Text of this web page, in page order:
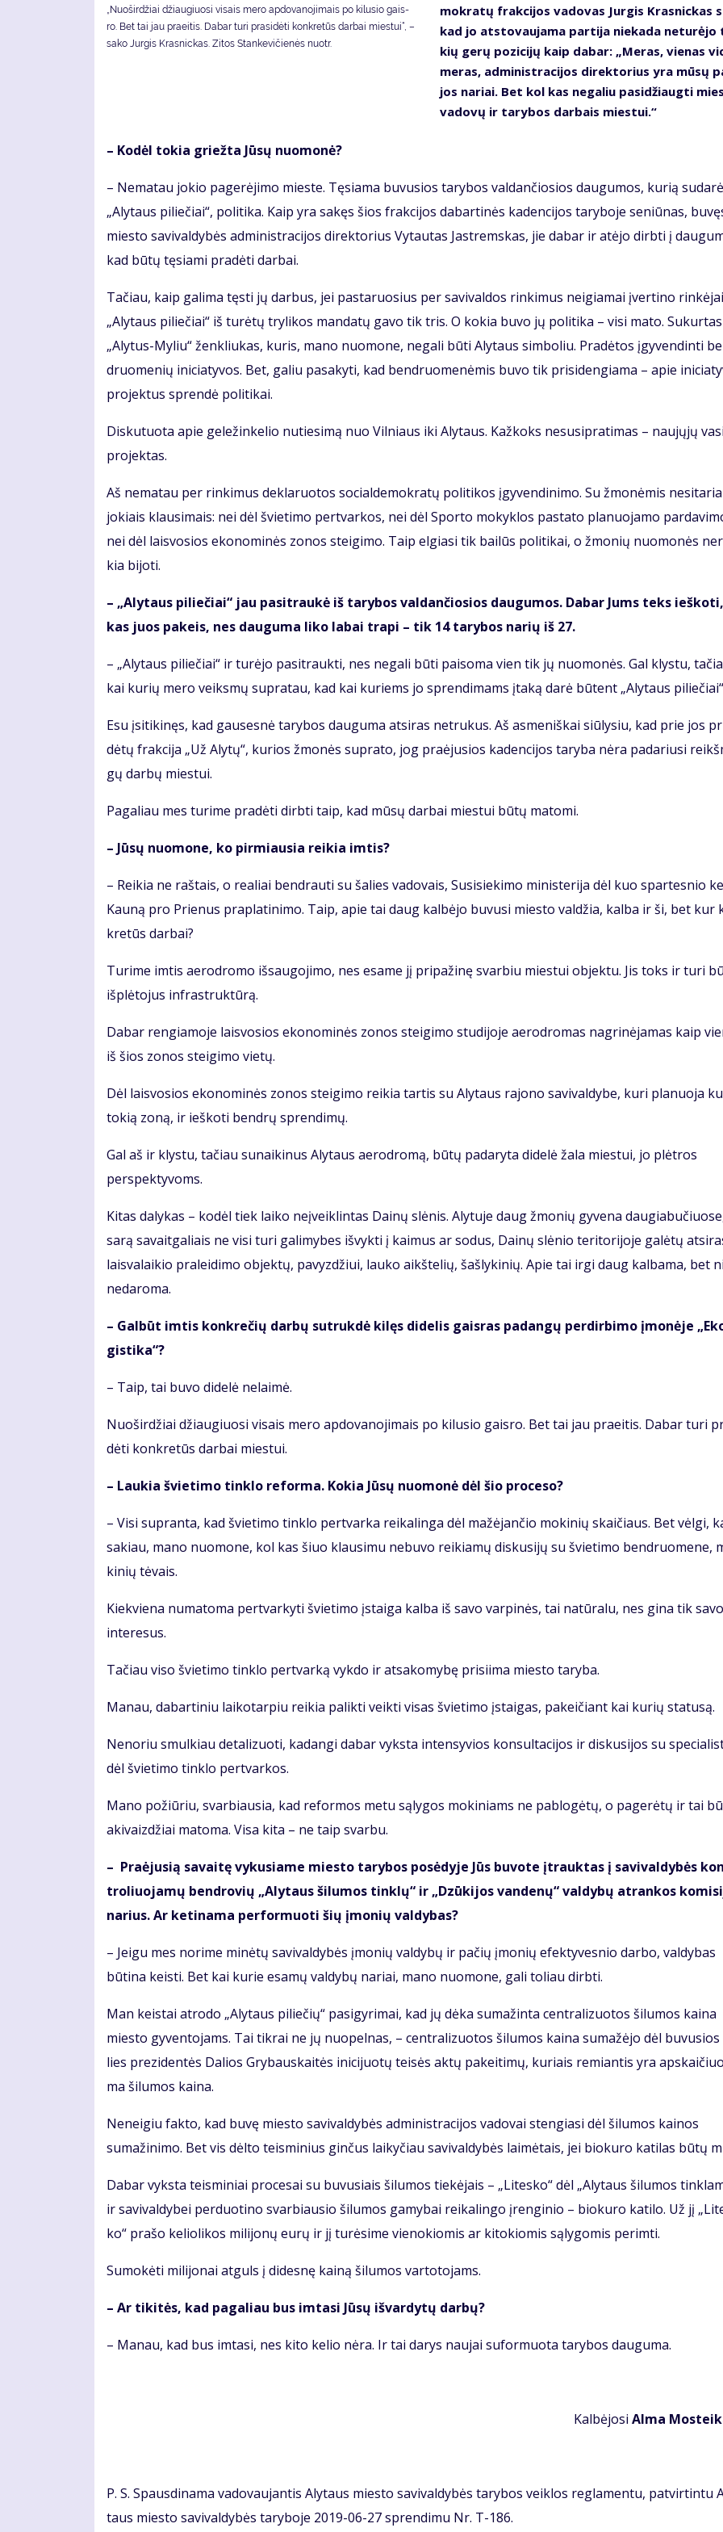
„Nuoširdžiai džiau­giuo­si vi­sais me­ro ap­do­va­no­ji­mais po ki­lu­sio gais­
ro. Bet tai jau praeitis. Da­bar tu­ri pra­si­dė­ti kon­kre­tūs dar­bai mies­tui“, –
sako Jurgis Krasnickas. Zi­tos Stan­ke­vi­čie­nės nuotr.
mok­ra­tų frak­ci­jos va­do­vas Jur­gis Kras­nic­kas
kad jo at­sto­vau­ja­ma par­ti­ja nie­ka­da
kių ge­rų po­zi­ci­jų kaip da­bar: „Me­ras, vie­nas
me­ras, ad­mi­nist­ra­ci­jos di­rek­to­rius yra mū­sų
jos na­riai. Bet kol kas ne­ga­liu pa­si­džiaug­ti
va­do­vų ir ta­ry­bos dar­bais mies­tui.“
– Ko­dėl to­kia griež­ta Jū­sų nuo­mo­nė?
– Ne­ma­tau jo­kio pa­ge­rė­ji­mo mies­te. Tę­sia­ma bu­vu­sios ta­ry­bos val­dan­čio­sios dau­gu­mos, ku­rią su­da­rė
„Aly­taus pi­lie­čiai“, po­li­ti­ka. Kaip yra sa­kęs šios frak­ci­jos da­bar­ti­nės ka­den­ci­jos ta­ry­bo­je se­niū­nas,
mies­to sa­vi­val­dy­bės ad­mi­nist­ra­ci­jos di­rek­to­rius Vy­tau­tas Jast­rems­kas, jie da­bar ir at­ėjo dirb­ti į
kad bū­tų tę­sia­mi pra­dė­ti dar­bai.
Ta­čiau, kaip ga­li­ma tęs­ti jų dar­bus, jei pas­ta­ruo­sius per sa­vi­val­dos rin­ki­mus ne­igia­mai įver­ti­no
„Aly­taus pi­lie­čiai“ iš tu­rė­tų try­li­kos man­da­tų ga­vo tik tris. O ko­kia bu­vo jų po­li­ti­ka – vi­si ma­to. Su­kur­tas
„Aly­tus-My­liu“ žen­kliu­kas, ku­ris, ma­no nuo­mo­ne, ne­ga­li bū­ti Aly­taus sim­bo­liu. Pra­dė­tos įgy­ven­din­ti
druo­me­nių ini­cia­ty­vos. Bet, ga­liu pa­sa­ky­ti, kad ben­druo­me­nė­mis bu­vo tik pri­si­den­gia­ma – apie
pro­jek­tus spren­dė po­li­ti­kai.
Dis­ku­tuo­ta apie ge­le­žin­ke­lio nu­tie­si­mą nuo Vil­niaus iki Aly­taus. Kaž­koks nesu­si­pra­ti­mas – nau­jų­jų
pro­jek­tas.
Aš ne­ma­tau per rin­ki­mus de­kla­ruo­tos so­cial­de­mok­ra­tų po­li­ti­kos įgy­ven­di­ni­mo. Su žmo­nė­mis
jo­kiais klau­si­mais: nei dėl švie­ti­mo per­tvar­kos, nei dėl Spor­to mo­kyk­los pa­sta­to pla­nuo­ja­mo
nei dėl lais­vo­sios eko­no­mi­nės zo­nos stei­gi­mo. Taip el­gia­si tik bai­lūs po­li­ti­kai, o žmo­nių nuo­mo­nės
kia bi­jo­ti.
– „Aly­taus pi­lie­čiai“ jau pa­si­trau­kė iš ta­ry­bos val­dan­čio­sios dau­gu­mos. Da­bar Jums teks ieš­ko­ti,
kas juos pa­keis, nes dau­gu­ma li­ko la­bai tra­pi – tik 14 ta­ry­bos na­rių iš 27.
– „Aly­taus pi­lie­čiai“ ir tu­rė­jo pa­si­trauk­ti, nes ne­ga­li bū­ti pai­so­ma vien tik jų nuo­mo­nės. Gal klys­tu,
kai ku­rių me­ro veiks­mų su­pra­tau, kad kai ku­riems jo spren­di­mams įta­ką da­rė bū­tent „Aly­taus
Esu įsi­ti­ki­nęs, kad gau­ses­nė ta­ry­bos dau­gu­ma at­si­ras ne­tru­kus. Aš as­me­niš­kai siū­ly­siu, kad prie jos
dė­tų frak­ci­ja „Už Aly­tų“, ku­rios žmo­nės su­pra­to, jog pra­ėju­sios ka­den­ci­jos ta­ry­ba nė­ra pa­da­riu­si
gų dar­bų mies­tui.
Pa­ga­liau mes tu­ri­me pra­dė­ti dirb­ti taip, kad mū­sų dar­bai mies­tui bū­tų ma­to­mi.
– Jū­sų nuo­mo­ne, ko pir­miau­sia rei­kia im­tis?
– Rei­kia ne raš­tais, o re­a­liai ben­drau­ti su ša­lies va­do­vais, Su­si­sie­ki­mo mi­nis­te­ri­ja dėl kuo spar­tes­nio
Kau­ną pro Prie­nus pra­pla­ti­ni­mo. Taip, apie tai daug kal­bė­jo bu­vu­si mies­to val­džia, kal­ba ir ši, bet kur
kre­tūs dar­bai?
Tu­ri­me im­tis ae­ro­dro­mo iš­sau­go­ji­mo, nes esa­me jį pri­pa­ži­nę svar­biu mies­tui ob­jek­tu. Jis toks ir tu­ri
iš­plė­to­jus in­fra­struk­tū­rą.
Da­bar ren­gia­mo­je lais­vo­sios eko­no­mi­nės zo­nos stei­gi­mo stu­di­jo­je ae­ro­dro­mas nag­ri­nė­ja­mas kaip
iš šios zo­nos stei­gi­mo vie­tų.
Dėl lais­vo­sios eko­no­mi­nės zo­nos stei­gi­mo rei­kia tar­tis su Aly­taus ra­jo­no sa­vi­val­dy­be, ku­ri pla­nuo­ja
to­kią zo­ną, ir ieš­ko­ti ben­drų spren­di­mų.
Gal aš ir klys­tu, ta­čiau su­nai­ki­nus Aly­taus ae­ro­dro­mą, bū­tų padaryta didelė žala miestui, jo plėtros
perspektyvoms.
Ki­tas da­ly­kas – ko­dėl tiek lai­ko ne­įveik­lin­tas Dai­nų slė­nis. Aly­tu­je daug žmo­nių gy­ve­na
sa­rą sa­vait­ga­liais ne vi­si tu­ri ga­li­my­bes iš­vyk­ti į kai­mus ar so­dus, Dai­nų slė­nio te­ri­to­ri­jo­je ga­lė­tų
lais­va­lai­kio pra­lei­di­mo ob­jek­tų, pa­vyz­džiui, lau­ko aikš­te­lių, šaš­ly­ki­nių. Apie tai ir­gi daug kal­ba­ma, bet
ne­da­ro­ma.
– Gal­būt im­tis kon­kre­čių dar­bų su­truk­dė ki­lęs di­de­lis gais­ras pa­dan­gų per­dir­bi­mo įmo­nė­je
gis­ti­ka“?
– Taip, tai bu­vo di­de­lė ne­lai­mė.
Nuoširdžiai džiau­giuo­si vi­sais me­ro ap­do­va­no­ji­mais po ki­lu­sio gais­ro. Bet tai jau praeitis. Da­bar tu­ri
dė­ti kon­kre­tūs dar­bai mies­tui.
– Lau­kia švie­ti­mo tin­klo re­for­ma. Ko­kia Jū­sų nuo­mo­nė dėl šio pro­ce­so?
– Vi­si su­pran­ta, kad švie­ti­mo tin­klo per­tvar­ka rei­ka­lin­ga dėl ma­žė­jan­čio mo­ki­nių skai­čiaus. Bet vėl­gi,
sa­kiau, mano nuomone, kol kas šiuo klau­si­mu nebuvo reikiamų dis­ku­si­jų su švie­ti­mo ben­druo­me­ne,
ki­nių tė­vais.
Kiek­vie­na nu­ma­to­ma per­tvar­ky­ti švie­ti­mo įstai­ga kal­ba iš sa­vo var­pi­nės, tai natūralu, nes gina tik savo
interesus.
Tačiau viso švietimo tinklo pertvarką vykdo ir atsakomybę prisiima miesto taryba.
Manau, dabartiniu laikotarpiu reikia palikti veikti visas švietimo įstaigas, pakeičiant kai kurių statusą.
Nenoriu smulkiau detalizuoti, kadangi dabar vyksta intensyvios konsultacijos ir diskusijos su
dėl švietimo tinklo pertvarkos.
Mano požiūriu, svarbiausia, kad reformos metu sąlygos mokiniams ne pablogėtų, o pagerėtų ir tai
akivaizdžiai matoma. Visa kita – ne taip svarbu.
– Pra­ėju­sią sa­vai­tę vy­ku­sia­me mies­to ta­ry­bos po­sė­dy­je Jūs bu­vo­te įtrauk­tas į sa­vi­val­dy­bės
tro­liuo­ja­mų ben­dro­vių „Aly­taus ši­lu­mos tin­klų“ ir „Dzū­ki­jos van­de­nų“ val­dy­bų at­ran­kos
na­rius. Ar ke­ti­na­ma per­for­muo­ti šių įmo­nių val­dy­bas?
– Jei­gu mes no­ri­me mi­nė­tų sa­vi­val­dy­bės įmo­nių val­dy­bų ir pačių įmonių efek­ty­ves­nio dar­bo, val­dybas
būtina keis­ti. Bet kai kurie esamų valdybų nariai, mano nuomone, gali toliau dirbti.
Man keis­tai at­ro­do „Aly­taus pi­lie­čių“ pa­si­gy­ri­mai, kad jų dė­ka su­ma­žin­ta cen­tra­li­zuo­tos ši­lu­mos kai­na
mies­to gy­ven­to­jams. Tai tik­rai ne jų nuo­pel­nas, – cen­tra­li­zuo­tos ši­lu­mos kai­na su­ma­žė­jo dėl
lies pre­zi­den­tės Da­lios Gry­baus­kai­tės ini­ci­juo­tų tei­sės ak­tų pa­kei­ti­mų, ku­riais re­mian­tis yra
ma ši­lu­mos kai­na.
Neneigiu fakto, kad buvę miesto savivaldybės administracijos vadovai stengiasi dėl šilumos kainos
sumažinimo. Bet vis dėlto teisminius ginčus laikyčiau savi­valdybės laimėtais, jei biokuro katilas būtų
Da­bar vyks­ta teis­mi­niai pro­ce­sai su bu­vu­siais ši­lu­mos tie­kė­jais – „Li­tes­ko“ dėl „Aly­taus ši­lu­mos
ir sa­vi­val­dy­bei per­duo­ti­no svar­biau­sio ši­lu­mos ga­my­bai rei­ka­lin­go įren­gi­nio – bio­ku­ro ka­ti­lo. Už jį
ko“ pra­šo ke­lio­li­kos mi­li­jo­nų eu­rų ir jį tu­rė­si­me vie­no­kio­mis ar ki­to­kio­mis są­ly­go­mis per­im­ti.
Su­mo­kė­ti mi­li­jo­nai at­guls į di­des­nę kai­ną ši­lu­mos var­to­to­jams.
– Ar ti­ki­tės, kad pa­ga­liau bus im­ta­si Jū­sų iš­var­dy­tų dar­bų?
– Ma­nau, kad bus im­ta­si, nes ki­to ke­lio nė­ra. Ir tai da­rys nau­jai su­for­muo­ta ta­ry­bos dau­gu­ma.
Kal­bė­jo­si Al­ma
P. S. Spaus­di­na­ma va­do­vau­jan­tis Aly­taus mies­to sa­vi­val­dy­bės ta­ry­bos veik­los reg­la­men­tu, pa­tvir­tin­tu
taus mies­to sa­vi­val­dy­bės ta­ry­bo­je 2019-06-27 spren­di­mu Nr. T-186.